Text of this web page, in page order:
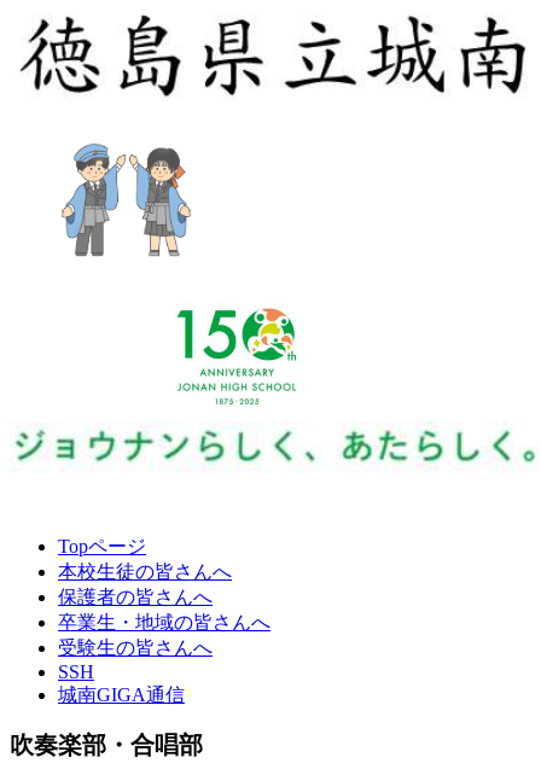
Topページ
本校生徒の皆さんへ
保護者の皆さんへ
卒業生・地域の皆さんへ
受験生の皆さんへ
SSH
城南GIGA通信
吹奏楽部・合唱部